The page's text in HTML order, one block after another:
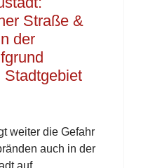
Straße &
der
Stadtgebiet
weiter die Gefahr
auch in der
auf.